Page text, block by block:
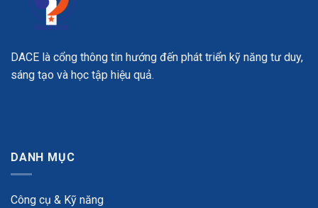
DACE là cổng thông tin hướng đến phát triển kỹ năng tư duy,
sáng tạo và học tập hiệu quả.
DANH MỤC
Công cụ & Kỹ năng